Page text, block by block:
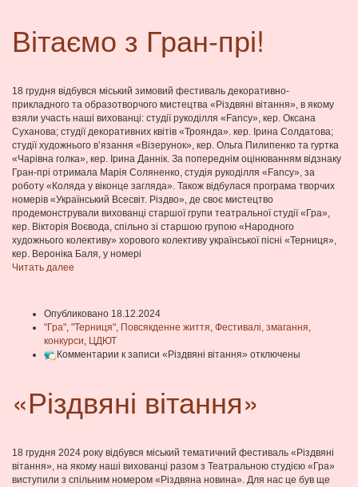
Вітаємо з Гран-прі!
18 грудня відбувся міський зимовий фестиваль декоративно-
прикладного та образотворчого мистецтва «Різдвяні вітання», в якому
взяли участь наші вихованці: студії рукоділля «Fancy», кер. Оксана
Суханова; студії декоративних квітів «Троянда». кер. Ірина Солдатова;
студії художнього в’язання «Візерунок», кер. Ольга Пилипенко та гуртка
«Чарівна голка», кер. Ірина Даннік. За попереднім оцінюванням відзнаку
Гран-прі отримала Марія Соляненко, студія рукоділля «Fancy», за
роботу «Коляда у віконце загляда». Також відбулася програма творчих
номерів «Український Всесвіт. Різдво», де своє мистецтво
продемонстрували вихованці старшої групи театральної студії «Гра»,
кер. Вікторія Воєвода, спільно зі старшою групою «Народного
художнього колективу» хорового колективу української пісні «Терниця»,
кер. Вероніка Баля, у номері
Читать далее
Опубликовано 18.12.2024
"Гра", "Терниця", Повсякденне життя, Фестивалі, змагання,
конкурси, ЦДЮТ
Комментарии к записи «Різдвяні вітання» отключены
«Різдвяні вітання»
18 грудня 2024 року відбувся міський тематичний фестиваль «Різдвяні
вітання», на якому наші вихованці разом з Театральною студією «Гра»
виступили з спільним номером «Різдвяна новина». Для нас це був ще